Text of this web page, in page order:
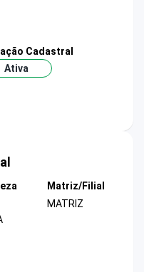
Cadastral
Ativa
Matriz/Filial
MATRIZ